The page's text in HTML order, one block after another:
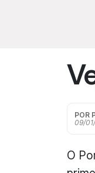
POR
09/
O